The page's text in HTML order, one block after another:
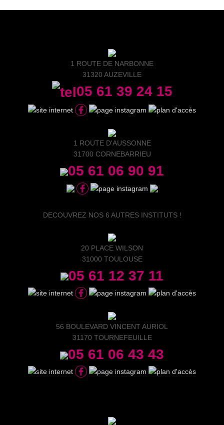
1 ROUTE DE NARBONNE
31320 AUZEVILLE
05 61 39 24 15
1 ROUTE D'AUSSONNE
31700 CORNEBARRIEU
05 61 06 90 91
DECOUVREZ NOS 6 AUTRES INSTITUTS !
20 PLACE WILSON
31000 TOULOUSE
05 61 12 37 11
56 BOULEVARD VINCENT AURIOL
31170 TOURNEFEUILLE
05 61 06 43 43